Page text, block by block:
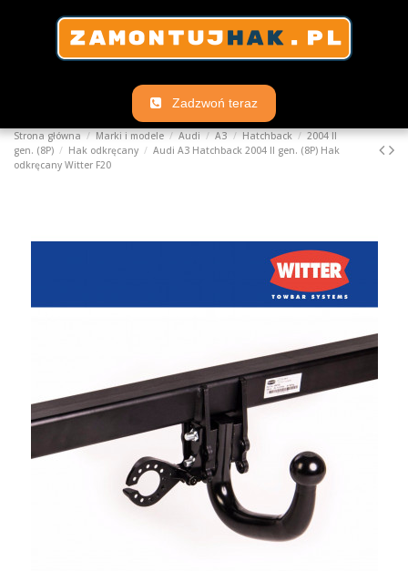
Zadzwoń teraz
Strona główna Marki i modele Audi A3 Hatchback
2004 II
gen. (8P)
Hak odkręcany
Audi A3 Hatchback 2004 II gen. (8P) Hak
odkręcany Witter F20